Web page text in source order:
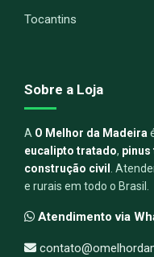
Tocantins
Sobre a Loja
A O Melhor da Madeira
eucalipto tratado,
construção civil .
e rurais em todo o Brasil.
Atendimento via